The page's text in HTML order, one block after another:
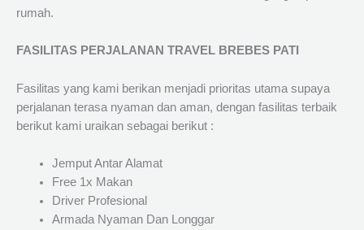
rumah.
FASILITAS PERJALANAN TRAVEL BREBES PATI
Fasilitas yang kami berikan menjadi prioritas utama supaya
perjalanan terasa nyaman dan aman, dengan fasilitas terbaik
berikut kami uraikan sebagai berikut :
Jemput Antar Alamat
Free 1x Makan
Driver Profesional
Armada Nyaman Dan Longgar